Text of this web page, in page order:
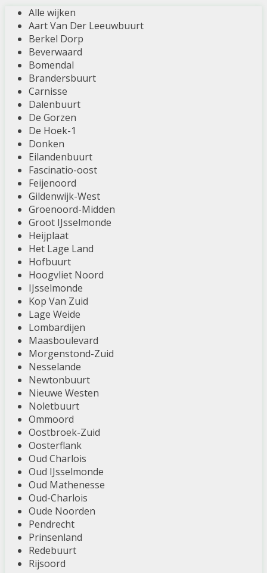
Alle wijken
Aart Van Der Leeuwbuurt
Berkel Dorp
Beverwaard
Bomendal
Brandersbuurt
Carnisse
Dalenbuurt
De Gorzen
De Hoek-1
Donken
Eilandenbuurt
Fascinatio-oost
Feijenoord
Gildenwijk-West
Groenoord-Midden
Groot IJsselmonde
Heijplaat
Het Lage Land
Hofbuurt
Hoogvliet Noord
IJsselmonde
Kop Van Zuid
Lage Weide
Lombardijen
Maasboulevard
Morgenstond-Zuid
Nesselande
Newtonbuurt
Nieuwe Westen
Noletbuurt
Ommoord
Oostbroek-Zuid
Oosterflank
Oud Charlois
Oud IJsselmonde
Oud Mathenesse
Oud-Charlois
Oude Noorden
Pendrecht
Prinsenland
Redebuurt
Rijsoord